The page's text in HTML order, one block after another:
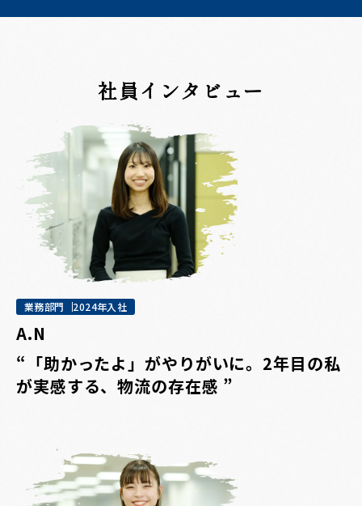
社員インタビュー
業務部門 2024年入社
A.N
“「助かったよ」がやりがいに。2年目の私
が実感する、物流の存在感 ”